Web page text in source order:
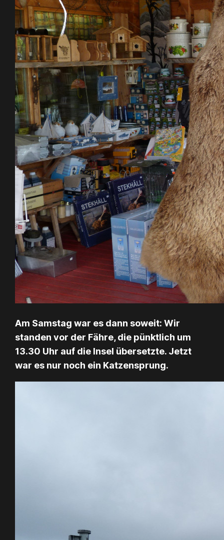
Am Samstag war es dann soweit: Wir
standen vor der Fähre, die pünktlich um
13.30 Uhr auf die Insel übersetzte. Jetzt
war es nur noch ein Katzensprung.